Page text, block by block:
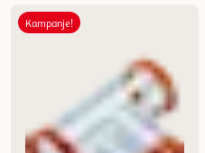
Kampanje!